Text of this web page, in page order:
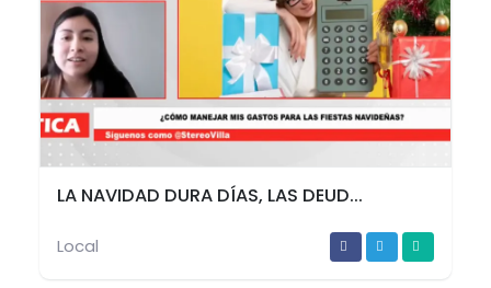
LA NAVIDAD DURA DÍAS, LAS DEUD...
Local